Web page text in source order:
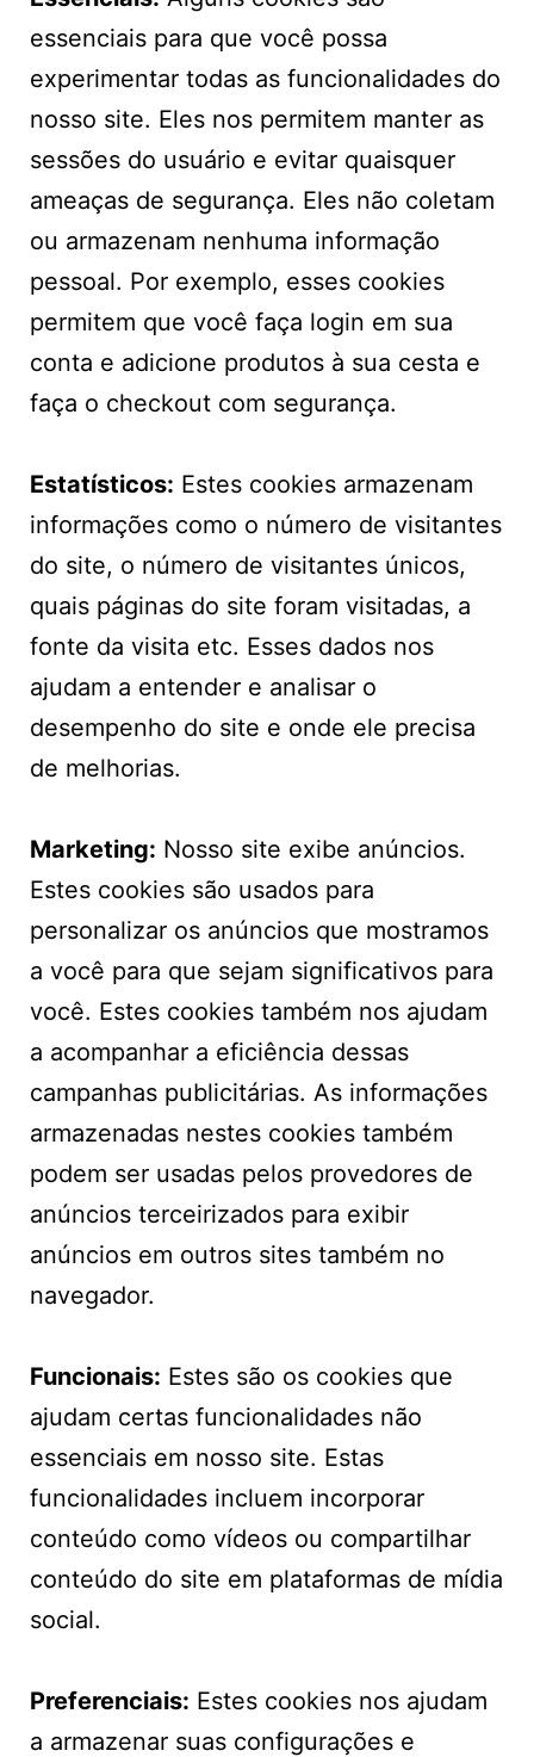
essenciais para que você possa
experimentar todas as funcionalidades do
nosso site. Eles nos permitem manter as
sessões do usuário e evitar quaisquer
ameaças de segurança. Eles não coletam
ou armazenam nenhuma informação
pessoal. Por exemplo, esses cookies
permitem que você faça login em sua
conta e adicione produtos à sua cesta e
faça o checkout com segurança.
Estatísticos: Estes cookies armazenam
informações como o número de visitantes
do site, o número de visitantes únicos,
quais páginas do site foram visitadas, a
fonte da visita etc. Esses dados nos
ajudam a entender e analisar o
desempenho do site e onde ele precisa
de melhorias.
Marketing: Nosso site exibe anúncios.
Estes cookies são usados para
personalizar os anúncios que mostramos
a você para que sejam significativos para
você. Estes cookies também nos ajudam
a acompanhar a eficiência dessas
campanhas publicitárias. As informações
armazenadas nestes cookies também
podem ser usadas pelos provedores de
anúncios terceirizados para exibir
anúncios em outros sites também no
navegador.
Funcionais: Estes são os cookies que
ajudam certas funcionalidades não
essenciais em nosso site. Estas
funcionalidades incluem incorporar
conteúdo como vídeos ou compartilhar
conteúdo do site em plataformas de mídia
social.
Preferenciais: Estes cookies nos ajudam
a armazenar suas configurações e